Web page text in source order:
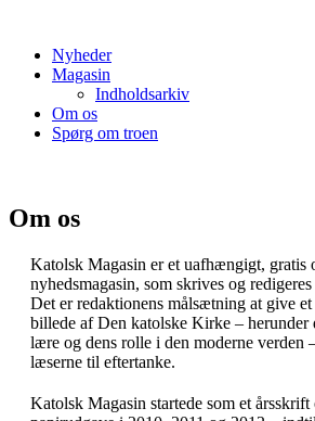
Nyheder
Magasin
Indholdsarkiv
Om os
Spørg om troen
Om os
Katolsk Magasin er et uafhængigt, gratis
nyhedsmagasin, som skrives og
Det er redaktionens målsætning at give
billede af Den katolske Kirke – herunder
lære og dens rolle i den moderne verden
læserne til eftertanke.
Katolsk Magasin startede som et